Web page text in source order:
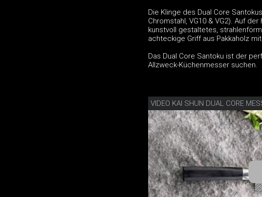
Die Klinge des Dual Core
Chromstahl, VG10 & VG2). Auf
kunstvoll gestaltetes,
achteckige Griff aus Pakkaholz
Das Dual Core Santoku ist der
Allzweck-Küchenmesser suchen.
VIDEO KAI SHUN DUAL CORE